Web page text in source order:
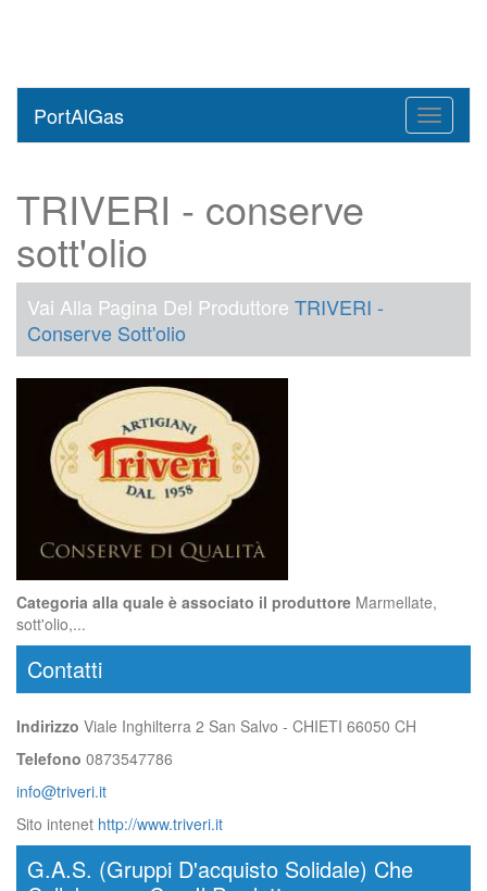
Toggle
PortAlGas
TRIVERI - conserve
sott'olio
Vai Alla Pagina Del Produttore TRIVERI -
Conserve Sott'olio
Categoria alla quale è associato il produttore Marmellate,
sott'olio,...
Contatti
Indirizzo Viale Inghilterra 2 San Salvo - CHIETI 66050 CH
Telefono 0873547786
info@triveri.it
Sito intenet http://www.triveri.it
G.A.S. (Gruppi D'acquisto Solidale) Che